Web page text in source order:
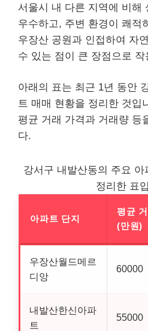
서울시 내 다른 지역에 비해
우수하고, 주변 환경이 쾌적
우장산 공원과 인접하여 자
수 있는 점이 큰 장점으로 작
아래의 표는 최근 1년 동안
트 매매 현황을 정리한 것입
평균 거래 가격과 거래량 등
다.
강서구 내발산동의 주요
정리한 표
아파트 단지
평균
(만원)
우장산월드메르
디앙
60000
내발산한신아파
트
55000